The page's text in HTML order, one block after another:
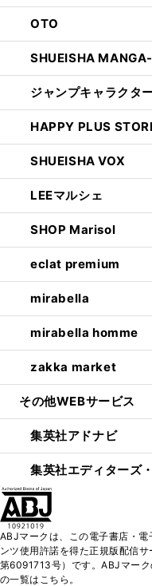
OTO
SHUEISHA
ジャンプキャラクタ
HAPPY PLUS
SHUEISHA VOX
LEEマルシェ
SHOP Marisol
eclat premium
mirabella
mirabella homme
zakka market
その他WEBサービス
集英社アドナビ
集英社エディターズ
ABJマークは、この電子書店・
ンツ使用許諾を得た正規版配信
第6091713号）です。ABJマー
の一覧はこちら。